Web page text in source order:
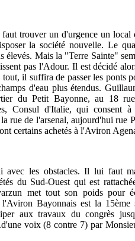
trouver un d'urgence un local
la société nouvelle. Le
élevés. Mais la "Terre Sainte"
pas l'Adour. Il est décidé
il suffira de passer les ponts
d'eau plus étendus.
du Petit Bayonne, au 18
Consul d'Italie, qui consent
rue de l'arsenal, aujourd'hui rue
certains achetés à l'Aviron
les obstacles. Il lui faut
du Sud-Ouest qui est
met tout son poids pour
Bayonnais est la 15ème
aux travaux du congrès
voix (8 contre 7) par